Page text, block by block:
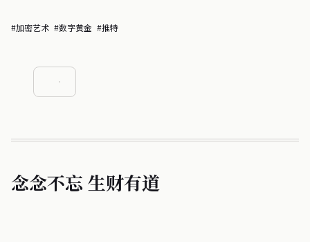
#加密艺术 #数字黄金 #推特
念念不忘 生财有道